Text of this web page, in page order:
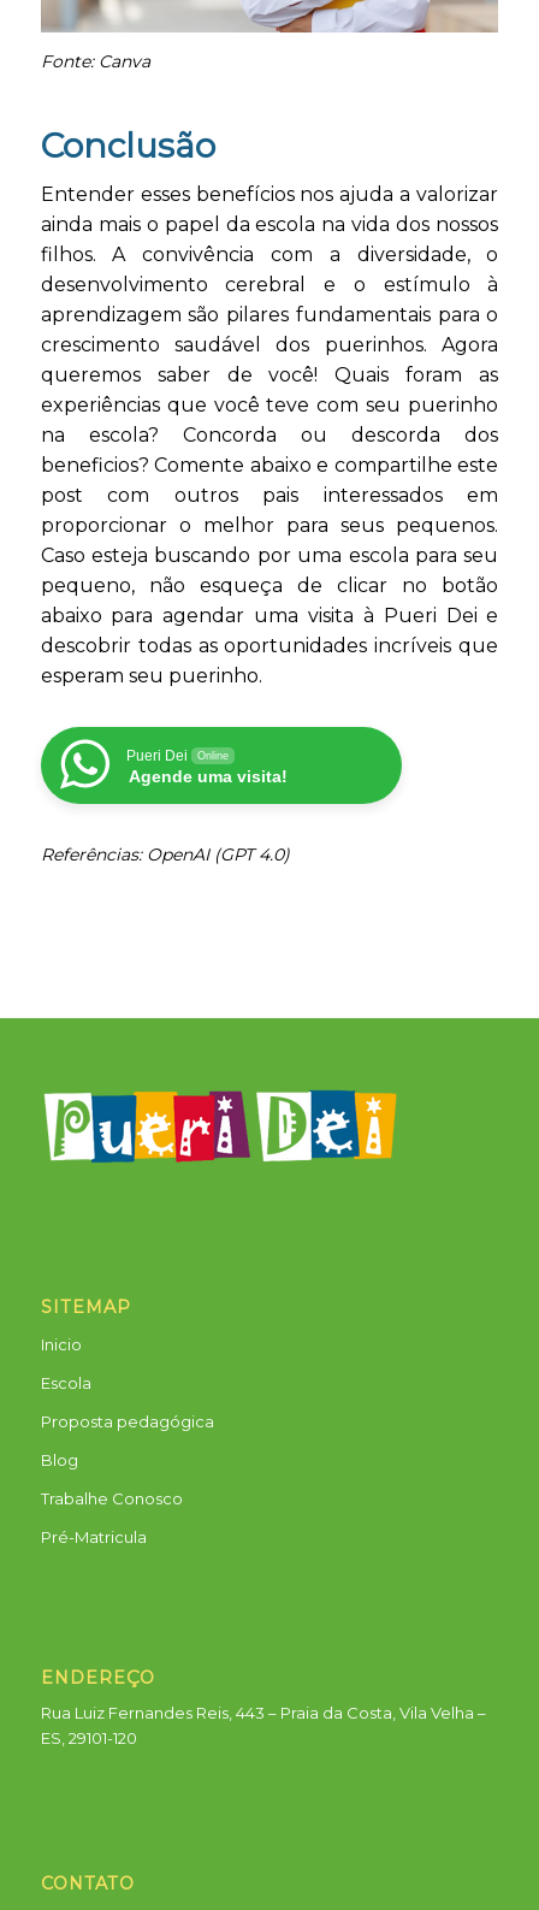
Fonte: Canva
Conclusão
Entender esses benefícios nos ajuda a valorizar
ainda mais o papel da escola na vida dos nossos
filhos. A convivência com a diversidade, o
desenvolvimento cerebral e o estímulo à
aprendizagem são pilares fundamentais para o
crescimento saudável dos puerinhos. Agora
queremos saber de você! Quais foram as
experiências que você teve com seu puerinho
na escola? Concorda ou descorda dos
beneficios? Comente abaixo e compartilhe este
post com outros pais interessados em
proporcionar o melhor para seus pequenos.
Caso esteja buscando por uma escola para seu
pequeno, não esqueça de clicar no botão
abaixo para agendar uma visita à Pueri Dei e
descobrir todas as oportunidades incríveis que
esperam seu puerinho.
Pueri Dei Online
Agende uma visita!
Referências: OpenAI (GPT 4.0)
SITEMAP
Inicio
Escola
Proposta pedagógica
Blog
Trabalhe Conosco
Pré-Matricula
ENDEREÇO
Rua Luiz Fernandes Reis, 443 – Praia da Costa, Vila Velha –
ES, 29101-120
CONTATO